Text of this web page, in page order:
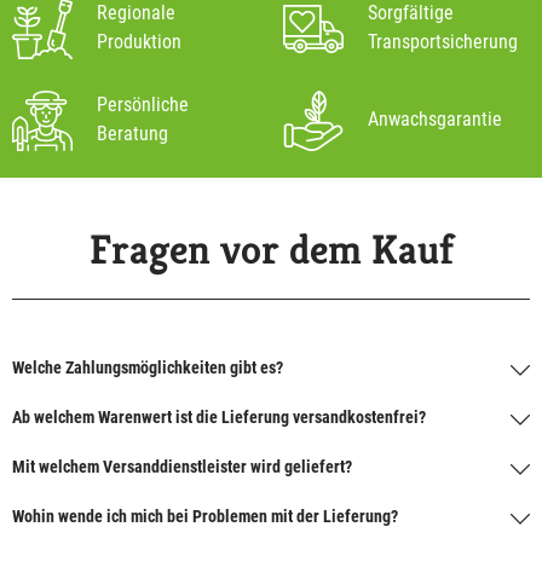
Regionale
Produktion
Sorgfältige
Transportsicherung
Persönliche
Beratung
Anwachsgarantie
Fragen vor dem Kauf
Welche Zahlungsmöglichkeiten gibt es?
Ab welchem Warenwert ist die Lieferung versandkostenfrei?
Mit welchem Versanddienstleister wird geliefert?
Wohin wende ich mich bei Problemen mit der Lieferung?